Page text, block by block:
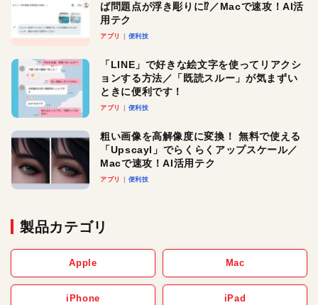
ば問題点が浮き彫りに⁉︎／Macで速攻！AI活
用テク
アプリ 便利技
「LINE」で好きな絵文字を使ってリアクシ
ョンする方法／「既読スルー」が気まずい
ときに便利です！
アプリ 便利技
粗い画像を高解像度に変換！ 無料で使える
「Upscayl」でらくらくアップスケール／
Macで速攻！AI活用テク
アプリ 便利技
製品カテゴリ
Apple Mac
iPhone iPad